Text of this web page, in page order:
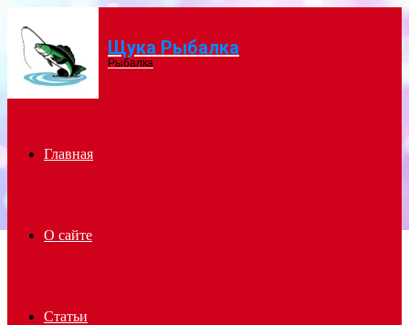
Menu Щука Рыбалка
Рыбалка
Главная
О сайте
Статьи